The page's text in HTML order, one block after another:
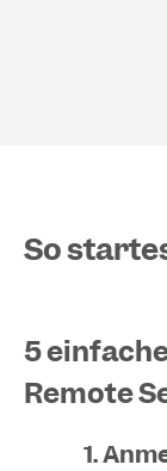
So
5
Remote
1.